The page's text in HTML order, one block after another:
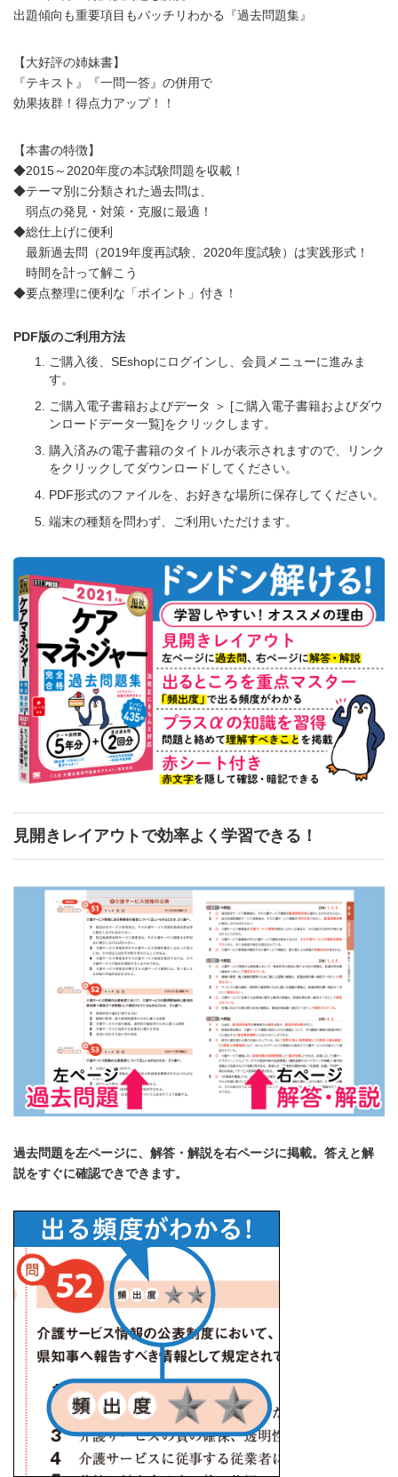
出題傾向も重要項目もバッチリわかる『過去問題集』
【大好評の姉妹書】
『テキスト』『一問一答』の併用で
効果抜群！得点力アップ！！
【本書の特徴】
◆2015～2020年度の本試験問題を収載！
◆テーマ別に分類された過去問は、
弱点の発見・対策・克服に最適！
◆総仕上げに便利
最新過去問（2019年度再試験、2020年度試験）は実践形式！
時間を計って解こう
◆要点整理に便利な「ポイント」付き！
PDF版のご利用方法
ご購入後、SEshopにログインし、会員メニューに進みま
す。
ご購入電子書籍およびデータ ＞ [ご購入電子書籍およびダウ
ンロードデータ一覧]をクリックします。
購入済みの電子書籍のタイトルが表示されますので、リンク
をクリックしてダウンロードしてください。
PDF形式のファイルを、お好きな場所に保存してください。
端末の種類を問わず、ご利用いただけます。
見開きレイアウトで効率よく学習できる！
過去問題を左ページに、解答・解説を右ページに掲載。答えと解
説をすぐに確認できできます。